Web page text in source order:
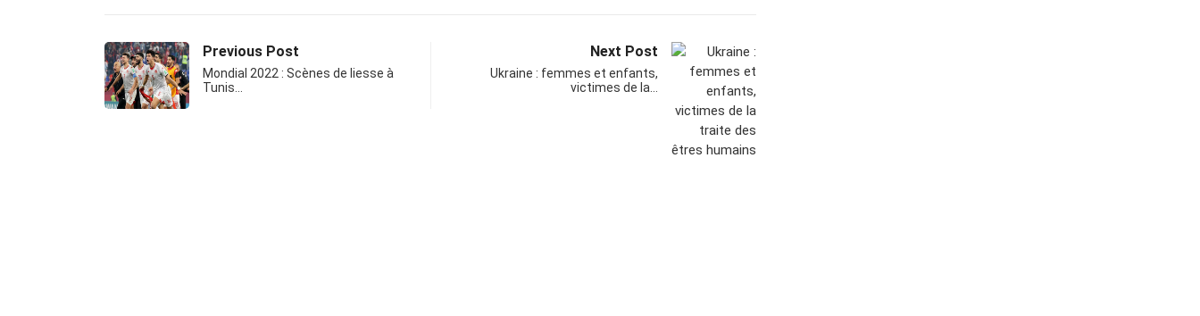
Previous Post
Mondial 2022 : Scènes de liesse à
Tunis…
Next Post
Ukraine : femmes et enfants,
victimes de la…